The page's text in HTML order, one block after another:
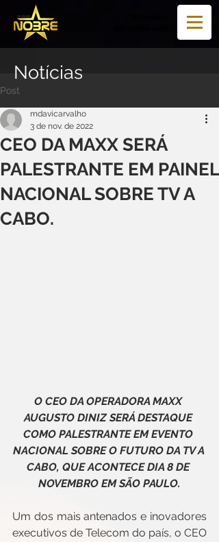
Post
CEO DA MAXX SERÁ
PALESTRANTE EM PAINEL
NACIONAL SOBRE TV A
CABO.
mdavicarvalho
3 de nov. de 2022
O CEO DA OPERADORA MAXX
AUGUSTO DINIZ SERÁ DESTAQUE
COMO PALESTRANTE EM EVENTO
NACIONAL SOBRE O FUTURO DA TV A
CABO, QUE ACONTECE DIA 8 DE
NOVEMBRO EM SÃO PAULO.
Um dos mais antenados e inovadores
executivos de Telecom do país, o CEO
Notícias